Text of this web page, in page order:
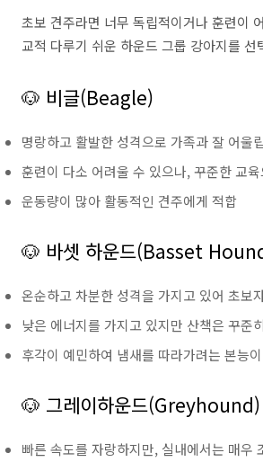
초보 견주라면 너무 독립적이거나 훈련이
교적 다루기 쉬운 하운드 그룹 강아지를 선
🐶 비글(Beagle)
명랑하고 활발한 성격으로 가족과 잘 어울
훈련이 다소 어려울 수 있으나, 꾸준한 교
운동량이 많아 활동적인 견주에게 적합
🐶 바셋 하운드(Basset
온순하고 차분한 성격을 가지고 있어 초보
낮은 에너지를 가지고 있지만 산책은 꾸준
후각이 예민하여 냄새를 따라가려는 본능
🐶 그레이하운드(Greyhound)
빠른 속도를 자랑하지만, 실내에서는 매우